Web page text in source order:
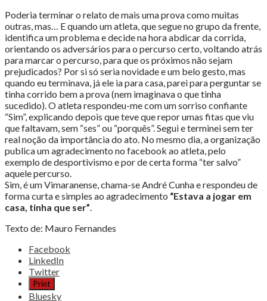
Poderia terminar o relato de mais uma prova como muitas
outras, mas… E quando um atleta, que segue no grupo da frente,
identifica um problema e decide na hora abdicar da corrida,
orientando os adversários para o percurso certo, voltando atrás
para marcar o percurso, para que os próximos não sejam
prejudicados? Por si só seria novidade e um belo gesto, mas
quando eu terminava, já ele ia para casa, parei para perguntar se
tinha corrido bem a prova (nem imaginava o que tinha
sucedido). O atleta respondeu-me com um sorriso confiante
“Sim”, explicando depois que teve que repor umas fitas que viu
que faltavam, sem “ses” ou “porquês”. Segui e terminei sem ter
real noção da importância do ato. No mesmo dia, a organização
publica um agradecimento no facebook ao atleta, pelo
exemplo de desportivismo e por de certa forma “ter salvo”
aquele percurso.
Sim, é um Vimaranense, chama-se André Cunha e respondeu de
forma curta e simples ao agradecimento “Estava a jogar em
casa, tinha que ser”.
Texto de: Mauro Fernandes
Share
post
Trail
Facebook
LinkedIn
Twitter
Print
Bluesky